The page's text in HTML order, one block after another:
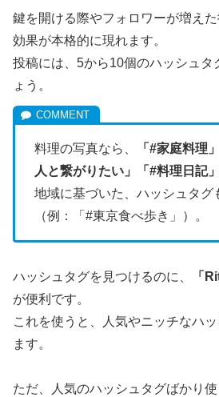
鍵を開ける際やフォロワーが増え
効果が本格的に現れます。
投稿には、5から10個のハッシュタ
ょう。
料理の写真なら、
「#家庭料理
人と繋がりたい」「#料理日記」
地域に基づいた、ハッシュタグ
（例：「#東京食べ歩き」）。
ハッシュタグを見つけるのに、 「
が便利です。
これを使うと、人気やニッチなハ
ます。
ただ、人気のハッシュタグばかり